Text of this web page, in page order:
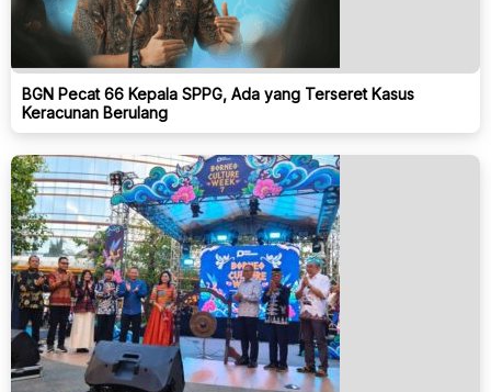
BGN Pecat 66 Kepala SPPG, Ada yang Terseret Kasus
Keracunan Berulang